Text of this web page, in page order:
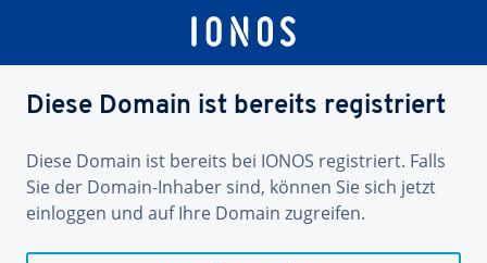
Diese Domain ist bereits registriert
Diese Domain ist bereits bei IONOS registriert. Falls
Sie der Domain-Inhaber sind, können Sie sich jetzt
einloggen und auf Ihre Domain zugreifen.